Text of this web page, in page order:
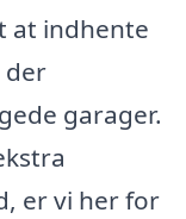
at indhente
der
garager.
er vi her for